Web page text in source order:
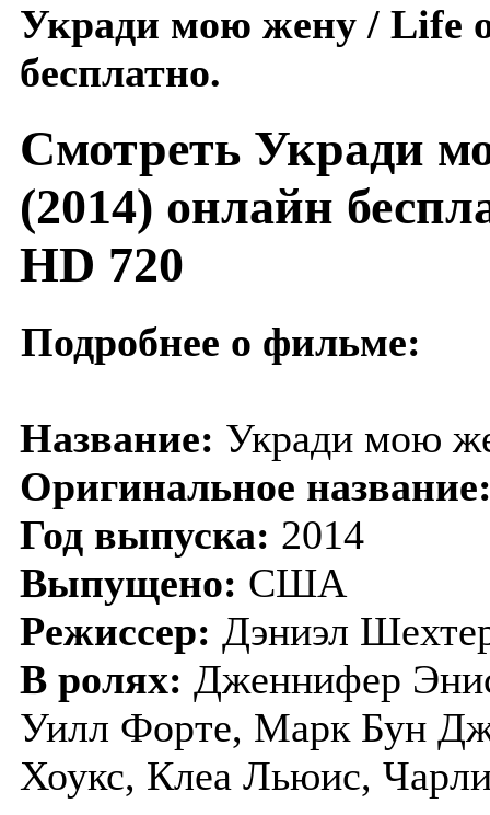
Укради мою жену / Life
бесплатно.
Смотреть Укради
(2014) онлайн
HD 720
Подробнее о фильме:
Название: Укради мою
Оригинальное
Год выпуска: 2014
Выпущено: США
Режиссер: Дэниэл
В ролях: Дженнифер
Уилл Форте, Марк Бун
Хоукс, Клеа Льюис,